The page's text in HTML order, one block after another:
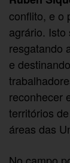
conflito, e o
agrário. Isto
resgatando
e
reconhecer
territórios
áreas das